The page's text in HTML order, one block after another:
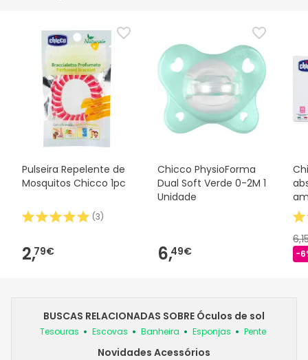
Pulseira Repelente de
Mosquitos Chicco 1pc
(3)
2,79€
Chicco PhysioForma
Dual Soft Verde 0-2M 1
Unidade
6,49€ -
BUSCAS RELACIONADAS SOBRE Óculos de sol
Tesouras Escovas Banheira Esponjas Pente
Novidades Acessórios